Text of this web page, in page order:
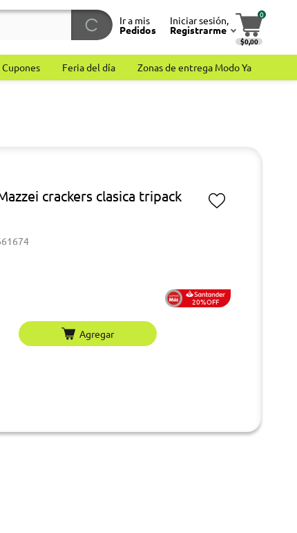
Ir a mis
Pedidos
Iniciar sesión,
Registrarme
0
$0,00
Cupones Feria del día Zonas de entrega Modo Ya
crackers clasica tripack
20%OFF
Agregar